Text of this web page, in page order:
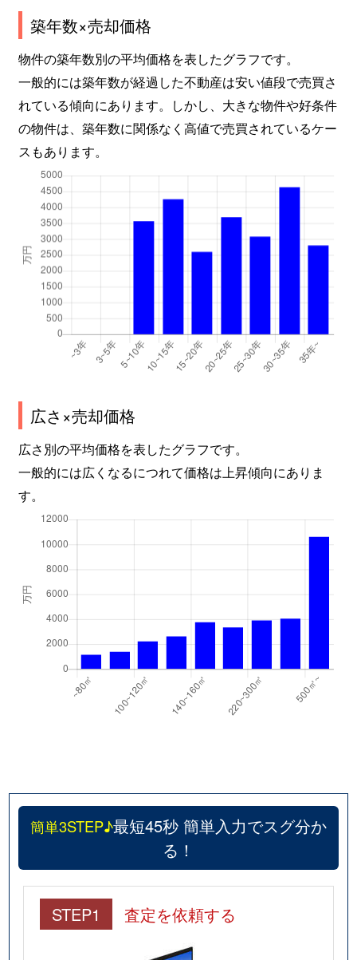
築年数×売却価格
物件の築年数別の平均価格を表したグラフです。
一般的には築年数が経過した不動産は安い値段で売買さ
れている傾向にあります。しかし、大きな物件や好条件
の物件は、築年数に関係なく高値で売買されているケー
スもあります。
広さ×売却価格
広さ別の平均価格を表したグラフです。
一般的には広くなるにつれて価格は上昇傾向にありま
す。
簡単3STEP♪最短45秒 簡単入力でスグ分か
る！
STEP1 査定を依頼する